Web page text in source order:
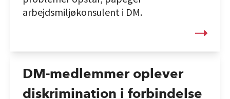
arbejdsmiljøkonsulent i DM.
DM-medlemmer oplever
diskrimination i forbindelse